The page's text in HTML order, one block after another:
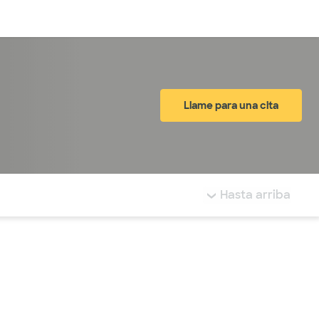
Llame para una cita
Hasta arriba